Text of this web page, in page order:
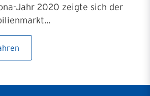
Jahr 2020 zeigte sich der